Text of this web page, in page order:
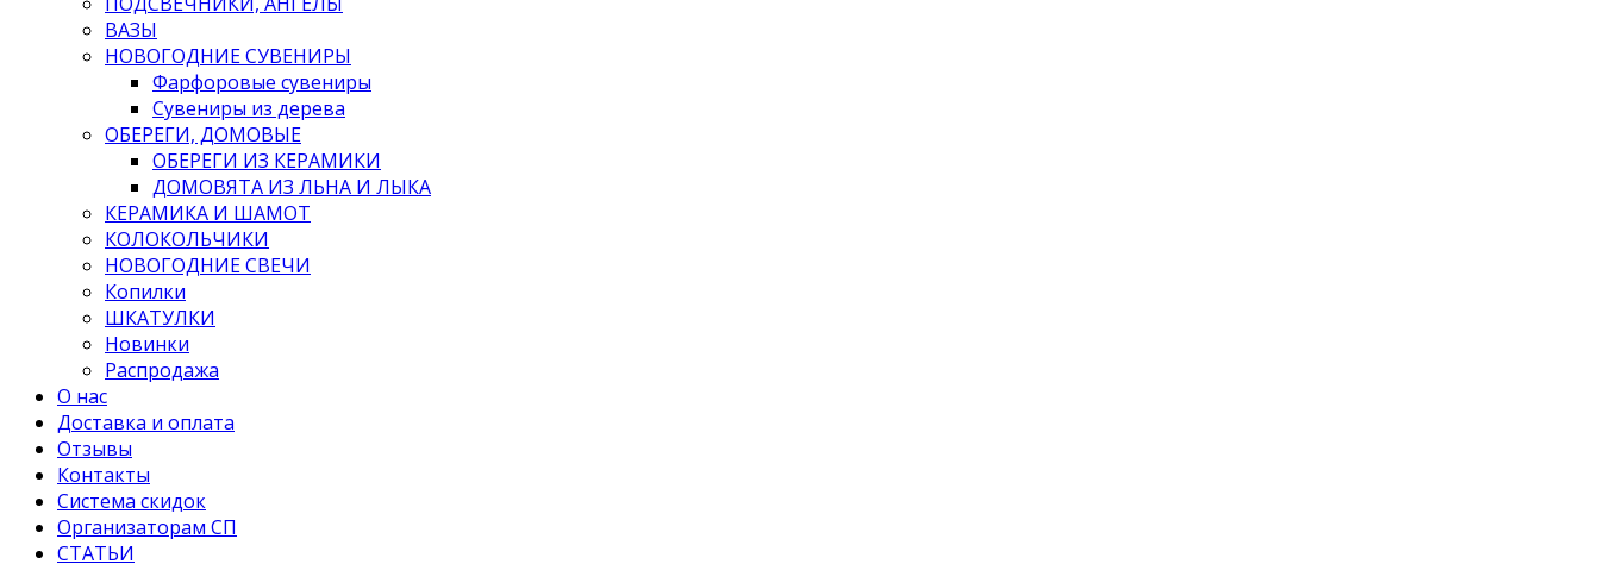
ВАЗЫ
НОВОГОДНИЕ СУВЕНИРЫ
Фарфоровые сувениры
Сувениры из дерева
ОБЕРЕГИ, ДОМОВЫЕ
ОБЕРЕГИ ИЗ КЕРАМИКИ
ДОМОВЯТА ИЗ ЛЬНА И ЛЫКА
КЕРАМИКА И ШАМОТ
КОЛОКОЛЬЧИКИ
НОВОГОДНИЕ СВЕЧИ
Копилки
ШКАТУЛКИ
Новинки
Распродажа
О нас
Доставка и оплата
Отзывы
Контакты
Система скидок
Организаторам СП
СТАТЬИ